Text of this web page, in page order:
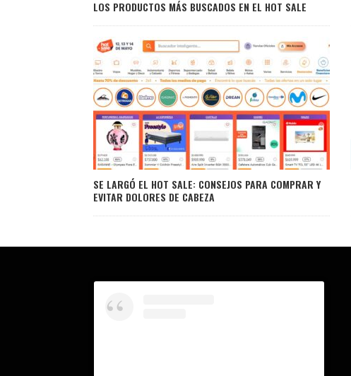
LOS PRODUCTOS MÁS BUSCADOS EN EL HOT SALE
SE LARGÓ EL HOT SALE: CONSEJOS PARA COMPRAR Y
EVITAR DOLORES DE CABEZA